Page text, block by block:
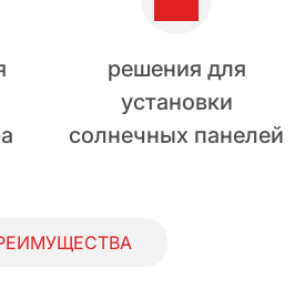
решения для
установки
солнечных панелей